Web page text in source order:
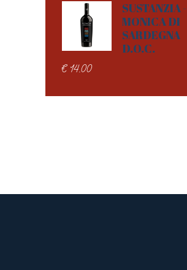
SUSTANZIA -
MONICA DI
SARDEGNA
D.O.C.
€ 14.00